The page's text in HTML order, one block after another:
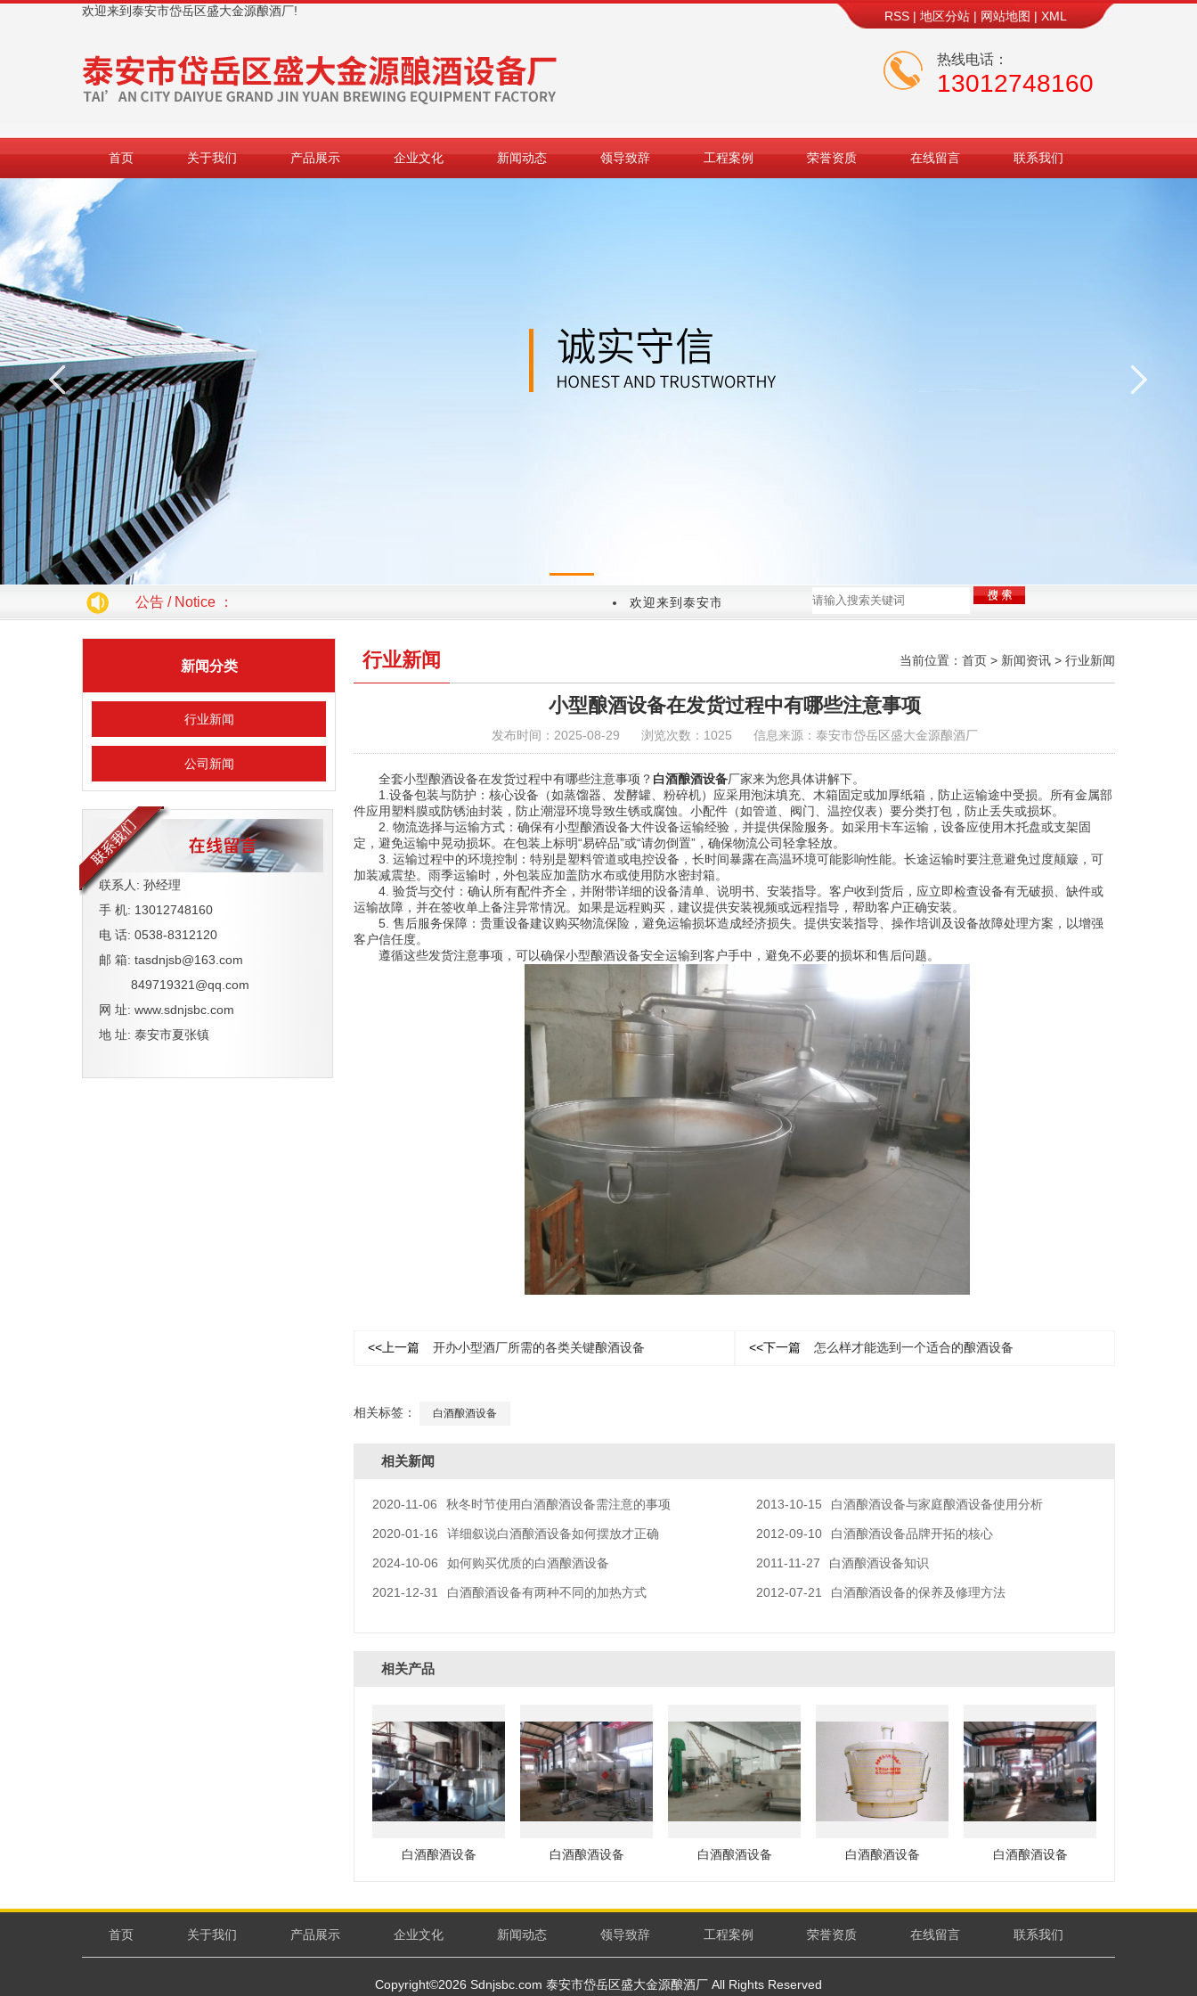
RSS| 地区分站| 网站地图 | XML
欢迎来到泰安市岱岳区盛大金源酿酒厂!
热线电话：
13012748160
首页 关于我们 产品展示 企业文化 新闻动态 领导致辞 工程案例 荣誉资质 在线留言 联系我们
1
公告 / Notice ： 欢迎来到泰安市岱岳区盛大金源酿酒厂！
新闻分类
行业新闻
公司新闻
联系人: 孙经理
手 机: 13012748160
电 话: 0538-8312120
邮 箱: tasdnjsb@163.com
849719321@qq.com
网 址: www.sdnjsbc.com
地 址: 泰安市夏张镇
行业新闻 当前位置： 首页 > 新闻资讯 > 行业新闻
小型酿酒设备在发货过程中有哪些注意事项
发布时间：2025-08-29 浏览次数：1025 信息来源：泰安市岱岳区盛大金源酿酒厂
全套小型酿酒设备在发货过程中有哪些注意事项？ 白酒酿酒设备厂家来为您具体讲解下。
1.设备包装与防护：核心设备（如蒸馏器、发酵罐、粉碎机）应采用泡沫填充、木箱固定或加厚纸箱，防止运输途中受损。所有金属部
件应用塑料膜或防锈油封装，防止潮湿环境导致生锈或腐蚀。小配件（如管道、阀门、温控仪表）要分类打包，防止丢失或损坏。
2. 物流选择与运输方式：确保有小型酿酒设备大件设备运输经验，并提供保险服务。如采用卡车运输，设备应使用木托盘或支架固
定，避免运输中晃动损坏。在包装上标明“易碎品”或“请勿倒置”，确保物流公司轻拿轻放。
3. 运输过程中的环境控制：特别是塑料管道或电控设备，长时间暴露在高温环境可能影响性能。长途运输时要注意避免过度颠簸，可
加装减震垫。雨季运输时，外包装应加盖防水布或使用防水密封箱。
4. 验货与交付：确认所有配件齐全，并附带详细的设备清单、说明书、安装指导。客户收到货后，应立即检查设备有无破损、缺件或
运输故障，并在签收单上备注异常情况。如果是远程购买，建议提供安装视频或远程指导，帮助客户正确安装。
5. 售后服务保障：贵重设备建议购买物流保险，避免运输损坏造成经济损失。提供安装指导、操作培训及设备故障处理方案，以增强
客户信任度。
遵循这些发货注意事项，可以确保小型酿酒设备安全运输到客户手中，避免不必要的损坏和售后问题。
<<上一篇 开办小型酒厂所需的各类关键酿酒设备 <<下一篇 怎么样才能选到一个适合的酿酒设备
相关标签： 白酒酿酒设备
相关新闻
2020-11-06 秋冬时节使用白酒酿酒设备需注意的事项 2013-10-15 白酒酿酒设备与家庭酿酒设备使用分析
2020-01-16 详细叙说白酒酿酒设备如何摆放才正确 2012-09-10 白酒酿酒设备品牌开拓的核心
2024-10-06 如何购买优质的白酒酿酒设备 2011-11-27 白酒酿酒设备知识
2021-12-31 白酒酿酒设备有两种不同的加热方式​ 2012-07-21 白酒酿酒设备的保养及修理方法
相关产品
白酒酿酒设备 白酒酿酒设备 白酒酿酒设备 白酒酿酒设备 白酒酿酒设备
首页 关于我们 产品展示 企业文化 新闻动态 领导致辞 工程案例 荣誉资质 在线留言 联系我们
Copyright©2026 Sdnjsbc.com 泰安市岱岳区盛大金源酿酒厂 All Rights Reserved